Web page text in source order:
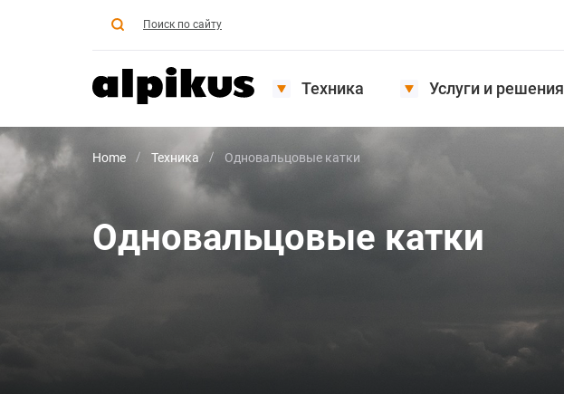
Поиск по сайту
Техника Услуги и решения
Home Техника Одновальцовые катки
Одновальцовые катки